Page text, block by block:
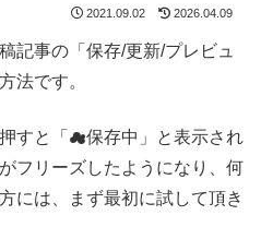
2021.09.02 2026.04.09
記事の「保存/更新/プレビュ
法です。
すと「☁保存中」と表示され
フリーズしたようになり、何
には、まず最初に試して頂き